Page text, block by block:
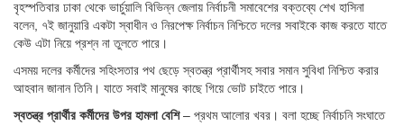
বৃহস্পতিবার ঢাকা থেকে ভার্চুয়ালি বিভিন্ন জেলায় নির্বাচনী সমাবেশের বক্তব্যে শেখ হাসিনা
বলেন, ৭ই জানুয়ারি একটা স্বাধীন ও নিরপেক্ষ নির্বাচন নিশ্চিতে দলের সবাইকে কাজ করতে যাতে
কেউ এটা নিয়ে প্রশ্ন না তুলতে পারে।
এসময় দলের কর্মীদের সহিংসতার পথ ছেড়ে স্বতন্ত্র প্রার্থীসহ সবার সমান সুবিধা নিশ্চিত করার
আহবান জানান তিনি। যাতে সবাই মানুষের কাছে গিয়ে ভোট চাইতে পারে।
স্বতন্ত্র প্রার্থীর কর্মীদের উপর হামলা বেশি– প্রথম আলোর খবর। বলা হচ্ছে নির্বাচনি সংঘাতে